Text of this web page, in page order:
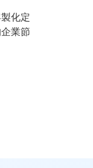
化定
業節